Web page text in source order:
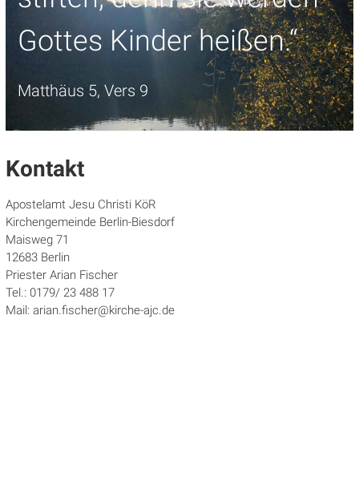
Gottes Kinder heißen.“
Matthäus 5, Vers 9
Kontakt
Apostelamt Jesu Christi KöR
Kirchengemeinde Berlin-Biesdorf
Maisweg 71
12683 Berlin
Priester Arian Fischer
Tel.: 0179/ 23 488 17
Mail: arian.fischer@kirche-ajc.de